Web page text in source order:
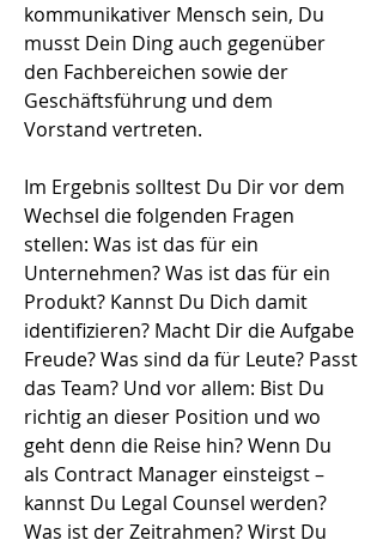
kommunikativer Mensch sein, Du
musst Dein Ding auch gegenüber
den Fachbereichen sowie der
Geschäftsführung und dem
Vorstand vertreten.
Im Ergebnis solltest Du Dir vor dem
Wechsel die folgenden Fragen
stellen: Was ist das für ein
Unternehmen? Was ist das für ein
Produkt? Kannst Du Dich damit
identifizieren? Macht Dir die Aufgabe
Freude? Was sind da für Leute? Passt
das Team? Und vor allem: Bist Du
richtig an dieser Position und wo
geht denn die Reise hin? Wenn Du
als Contract Manager einsteigst –
kannst Du Legal Counsel werden?
Was ist der Zeitrahmen? Wirst Du